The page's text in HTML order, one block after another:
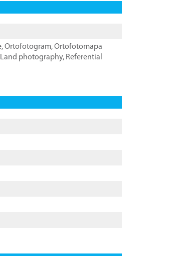
,Ortofotogram,Ortofotomapa
Land photography, Referential